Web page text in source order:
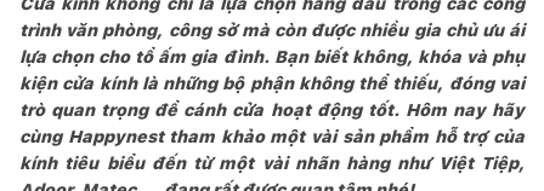
trình văn phòng, công sở mà còn được nhiều gia chủ ưu ái
lựa chọn cho tổ ấm gia đình. Bạn biết không, khóa và phụ
kiện cửa kính là những bộ phận không thể thiếu, đóng vai
trò quan trọng để cánh cửa hoạt động tốt. Hôm nay hãy
cùng Happynest tham khảo một vài sản phẩm hỗ trợ của
kính tiêu biểu đến từ một vài nhãn hàng như Việt Tiệp,